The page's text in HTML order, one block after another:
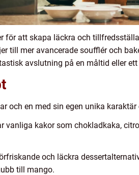
för att skapa läckra och
till mer avancerade soufflér och
avslutning på en måltid eller
och en med sin egen unika
vanliga kakor som chokladkaka,
och läckra
till mango.